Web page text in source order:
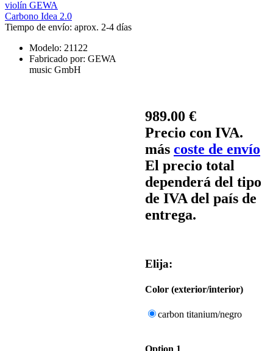
Tiempo de envío: aprox. 2-4 días
Modelo: 21122
Fabricado por: GEWA
music GmbH
989.00 €
Precio con IVA.
más coste de envío
El precio total
dependerá del tipo
de IVA del país de
entrega.
Elija:
Color (exterior/interior)
carbon titanium/negro